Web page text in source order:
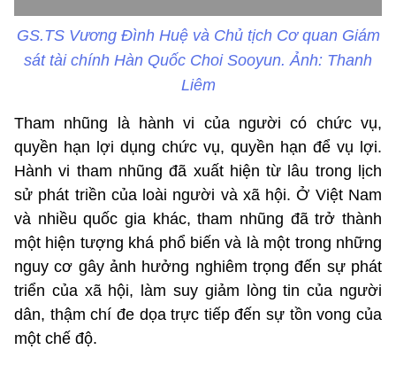
GS.TS Vương Đình Huệ và Chủ tịch Cơ quan Giám
sát tài chính Hàn Quốc Choi Sooyun. Ảnh: Thanh
Liêm
Tham nhũng là hành vi của người có chức vụ,
quyền hạn lợi dụng chức vụ, quyền hạn để vụ lợi.
Hành vi tham nhũng đã xuất hiện từ lâu trong lịch
sử phát triền của loài người và xã hội. Ở Việt Nam
và nhiều quốc gia khác, tham nhũng đã trở thành
một hiện tượng khá phổ biến và là một trong những
nguy cơ gây ảnh hưởng nghiêm trọng đến sự phát
triển của xã hội, làm suy giảm lòng tin của người
dân, thậm chí đe dọa trực tiếp đến sự tồn vong của
một chế độ.